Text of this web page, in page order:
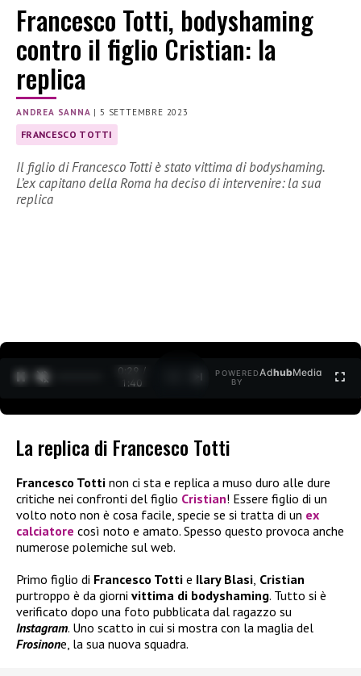
Francesco Totti, bodyshaming
contro il figlio Cristian: la
replica
ANDREA SANNA |5 SETTEMBRE 2023
FRANCESCO TOTTI
Il figlio di Francesco Totti è stato vittima di bodyshaming.
L’ex capitano della Roma ha deciso di intervenire: la sua
replica
0:30 /
1:40
POWERED
BY
AdhubMedia
La replica di Francesco Totti
Francesco Totti non ci sta e replica a muso duro alle dure
critiche nei confronti del figlio Cristian! Essere figlio di un
volto noto non è cosa facile, specie se si tratta di un ex
calciatore così noto e amato. Spesso questo provoca anche
numerose polemiche sul web.
Primo figlio di Francesco Totti e Ilary Blasi, Cristian
purtroppo è da giorni vittima di bodyshaming. Tutto si è
verificato dopo una foto pubblicata dal ragazzo su
Instagram. Uno scatto in cui si mostra con la maglia del
Frosinone, la sua nuova squadra.